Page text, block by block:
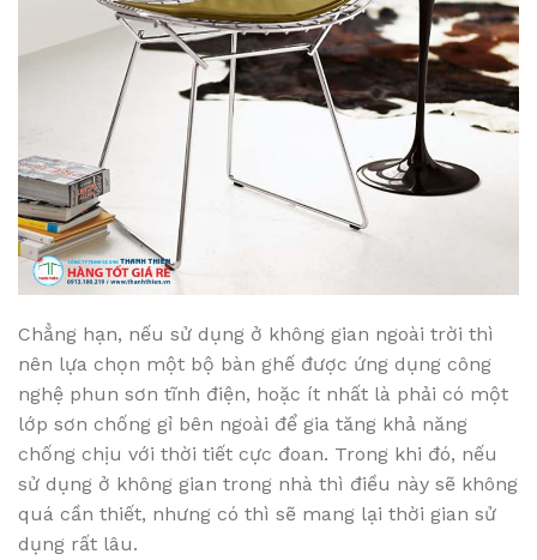
Chẳng hạn, nếu sử dụng ở không gian ngoài trời thì
nên lựa chọn một bộ bàn ghế được ứng dụng công
nghệ phun sơn tĩnh điện, hoặc ít nhất là phải có một
lớp sơn chống gỉ bên ngoài để gia tăng khả năng
chống chịu với thời tiết cực đoan. Trong khi đó, nếu
sử dụng ở không gian trong nhà thì điều này sẽ không
quá cần thiết, nhưng có thì sẽ mang lại thời gian sử
dụng rất lâu.